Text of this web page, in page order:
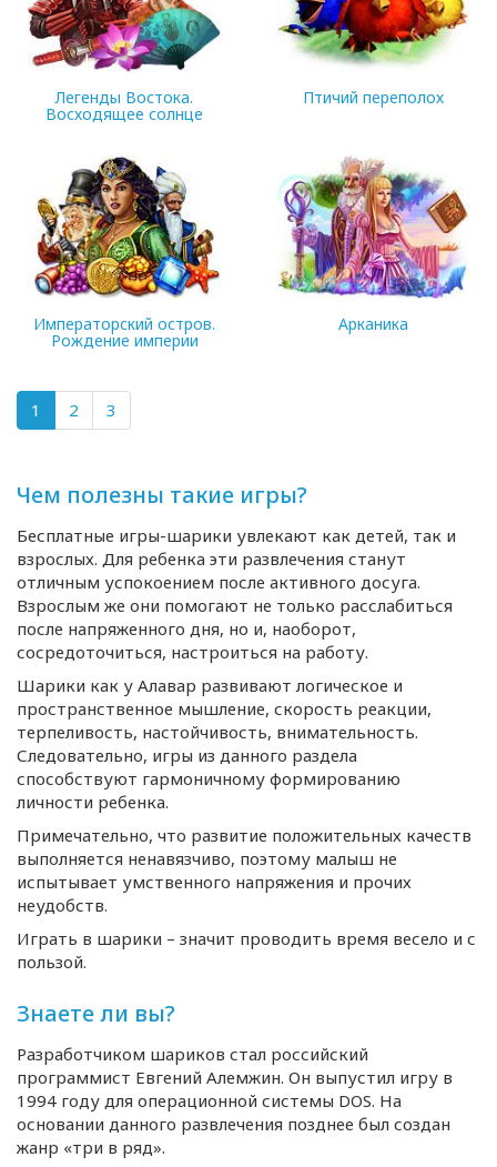
Легенды Востока.
Восходящее солнце
68.77 MB
Птичий переполох
172.57 MB
Императорский остров.
Рождение империи
274.2 MB
Арканика
1 (current)
2 3
Чем полезны такие игры?
Бесплатные игры-шарики увлекают как детей, так и
взрослых. Для ребенка эти развлечения станут
отличным успокоением после активного досуга.
Взрослым же они помогают не только расслабиться
после напряженного дня, но и, наоборот,
сосредоточиться, настроиться на работу.
Шарики как у Алавар развивают логическое и
пространственное мышление, скорость реакции,
терпеливость, настойчивость, внимательность.
Следовательно, игры из данного раздела
способствуют гармоничному формированию
личности ребенка.
Примечательно, что развитие положительных качеств
выполняется ненавязчиво, поэтому малыш не
испытывает умственного напряжения и прочих
неудобств.
Играть в шарики – значит проводить время весело и с
пользой.
Знаете ли вы?
Разработчиком шариков стал российский
программист Евгений Алемжин. Он выпустил игру в
1994 году для операционной системы DOS. На
основании данного развлечения позднее был создан
жанр «три в ряд».